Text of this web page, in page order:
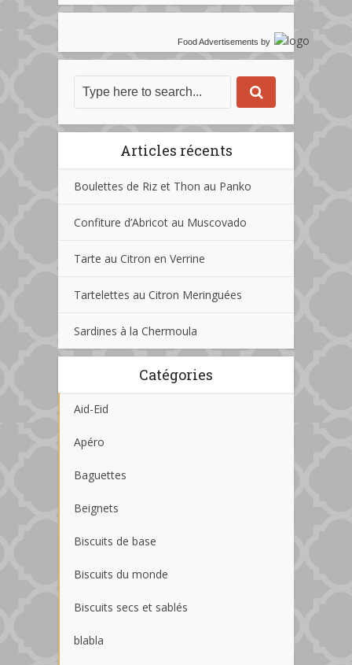
Food Advertisements by
Articles récents
Boulettes de Riz et Thon au Panko
Confiture d’Abricot au Muscovado
Tarte au Citron en Verrine
Tartelettes au Citron Meringuées
Sardines à la Chermoula
Catégories
Aid-Eid
Apéro
Baguettes
Beignets
Biscuits de base
Biscuits du monde
Biscuits secs et sablés
blabla